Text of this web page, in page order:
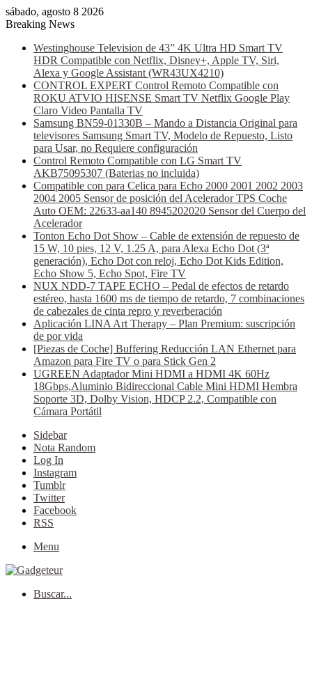
sábado, agosto 8 2026
Breaking News
Westinghouse Television de 43” 4K Ultra HD Smart TV
HDR Compatible con Netflix, Disney+, Apple TV, Siri,
Alexa y Google Assistant (WR43UX4210)
CONTROL EXPERT Control Remoto Compatible con
ROKU ATVIO HISENSE Smart TV Netflix Google Play
Claro Video Pantalla TV
Samsung BN59-01330B – Mando a Distancia Original para
televisores Samsung Smart TV, Modelo de Repuesto, Listo
para Usar, no Requiere configuración
Control Remoto Compatible con LG Smart TV
AKB75095307 (Baterias no incluida)
Compatible con para Celica para Echo 2000 2001 2002 2003
2004 2005 Sensor de posición del Acelerador TPS Coche
Auto OEM: 22633-aa140 8945202020 Sensor del Cuerpo del
Acelerador
Tonton Echo Dot Show – Cable de extensión de repuesto de
15 W, 10 pies, 12 V, 1.25 A, para Alexa Echo Dot (3ª
generación), Echo Dot con reloj, Echo Dot Kids Edition,
Echo Show 5, Echo Spot, Fire TV
NUX NDD-7 TAPE ECHO – Pedal de efectos de retardo
estéreo, hasta 1600 ms de tiempo de retardo, 7 combinaciones
de cabezales de cinta repro y reverberación
Aplicación LINA Art Therapy – Plan Premium: suscripción
de por vida
[Piezas de Coche] Buffering Reducción LAN Ethernet para
Amazon para Fire TV o para Stick Gen 2
UGREEN Adaptador Mini HDMI a HDMI 4K 60Hz
18Gbps,Aluminio Bidireccional Cable Mini HDMI Hembra
Soporte 3D, Dolby Vision, HDCP 2.2, Compatible con
Cámara Portátil
Sidebar
Nota Random
Log In
Instagram
Tumblr
Twitter
Facebook
RSS
Menu
Buscar...